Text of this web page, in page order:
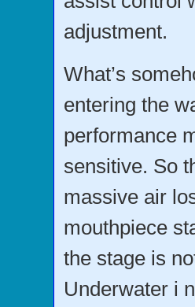
adjustment.
What’s
entering the
performance
sensitive. So
massive air
mouthpiece
the stage is
Underwater i